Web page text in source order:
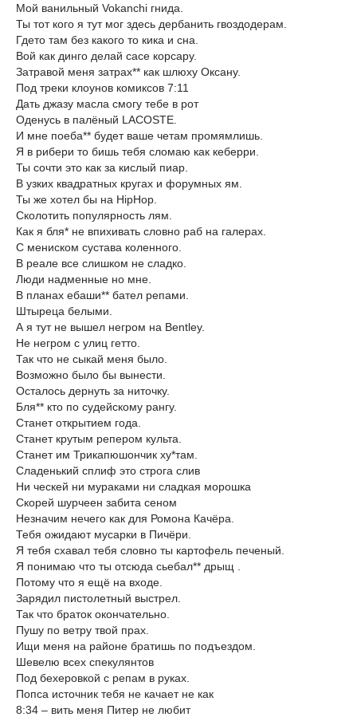
Мой ванильный Vokanchi гнида.
Ты тот кого я тут мог здесь дербанить гвоздодерам.
Гдето там без какого то кика и сна.
Вой как динго делай сасе корсару.
Затравой меня затрах** как шлюху Оксану.
Под треки клоунов комиксов 7:11
Дать джазу масла смогу тебе в рот
Оденусь в палёный LACOSTE.
И мне поеба** будет ваше четам промямлишь.
Я в рибери то бишь тебя сломаю как кеберри.
Ты сочти это как за кислый пиар.
В узких квадратных кругах и форумных ям.
Ты же хотел бы на HipHop.
Сколотить популярность лям.
Как я бля* не впихивать словно раб на галерах.
С мениском сустава коленного.
В реале все слишком не сладко.
Люди надменные но мне.
В планах ебаши** бател репами.
Штыреца белыми.
А я тут не вышел негром на Bentley.
Не негром с улиц гетто.
Так что не сыкай меня было.
Возможно было бы вынести.
Осталось дернуть за ниточку.
Бля** кто по судейскому рангу.
Станет открытием года.
Станет крутым репером культа.
Станет им Трикапюшончик ху*там.
Сладенький сплиф это строга слив
Ни ческей ни мураками ни сладкая морошка
Скорей шурчеен забита сеном
Незначим нечего как для Ромона Качёра.
Тебя ожидают мусарки в Пичёри.
Я тебя схавал тебя словно ты картофель печеный.
Я понимаю что ты отсюда сьебал** дрыщ .
Потому что я ещё на входе.
Зарядил пистолетный выстрел.
Так что браток окончательно.
Пушу по ветру твой прах.
Ищи меня на районе братишь по подъездом.
Шевелю всех спекулянтов
Под бехеровкой с репам в руках.
Попса источник тебя не качает не как
8:34 – вить меня Питер не любит